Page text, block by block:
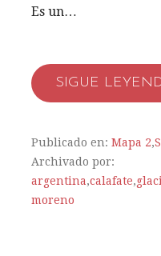
Es un…
SIGUE
Publicado en: Mapa 2,
Archivado por:
argentina,calafate,
moreno